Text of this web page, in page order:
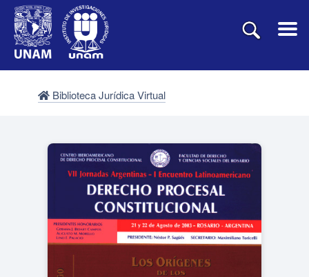
Biblioteca Jurídica Virtual